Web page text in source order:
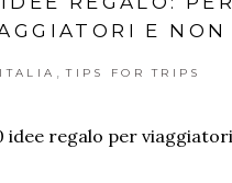
E NON
ITALIA , TIPS FOR TRIPS